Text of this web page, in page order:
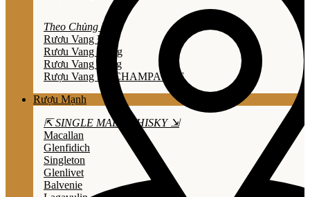
Theo Chủng Loại
Rươu Vang Đỏ
Rươu Vang Trắng
Rươu Vang Hồng
Rượu Vang Nổ/CHAMPAGNE
Rượu Mạnh
⇱ SINGLE MALT WHISKY ⇲
Macallan
Glenfidich
Singleton
Glenlivet
Balvenie